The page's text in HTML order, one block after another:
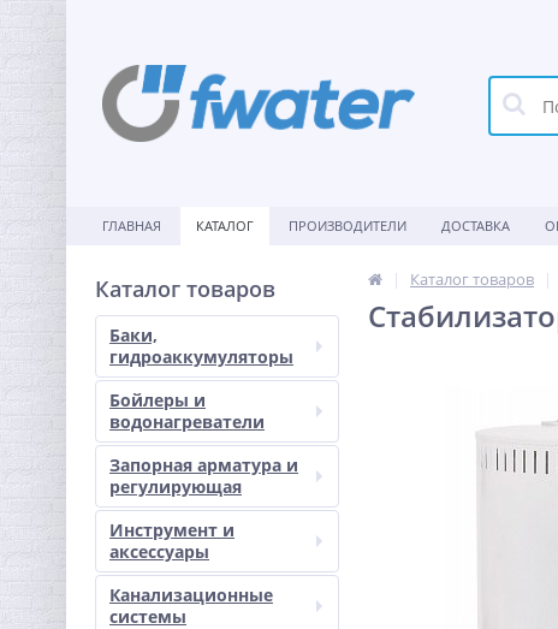
ГЛАВНАЯ КАТАЛОГ ПРОИЗВОДИТЕЛИ ДОСТАВКА
Каталог товаров
Баки,
гидроаккумуляторы
Бойлеры и
водонагреватели
Запорная арматура и
регулирующая
Инструмент и
аксессуары
Канализационные
системы
Каталог товаров